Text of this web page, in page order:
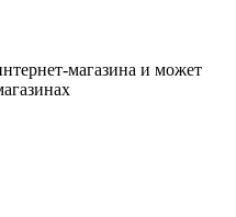
магазина и может